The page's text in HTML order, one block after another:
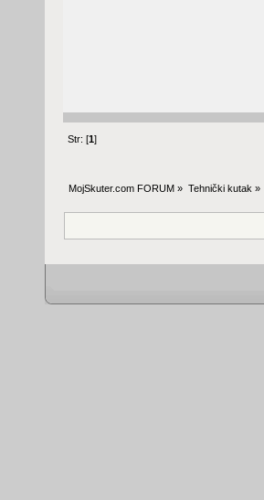
Str: [1]
MojSkuter.com FORUM » Tehnički kutak »